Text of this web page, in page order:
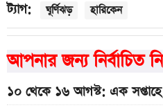
ট্যাগ: ঘূর্ণিঝড় হারিকেন
আপনার জন্য নির্বাচিত
১০ থেকে ১৬ আগস্ট: এক